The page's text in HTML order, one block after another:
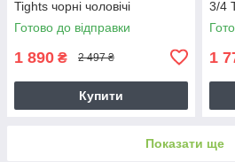
Tights чорні чоловічі
баскетбольні (IF0899-010)
Готово до відправки
1 890 ₴ 2 497 ₴
Купити
3/4
1
Показати ще